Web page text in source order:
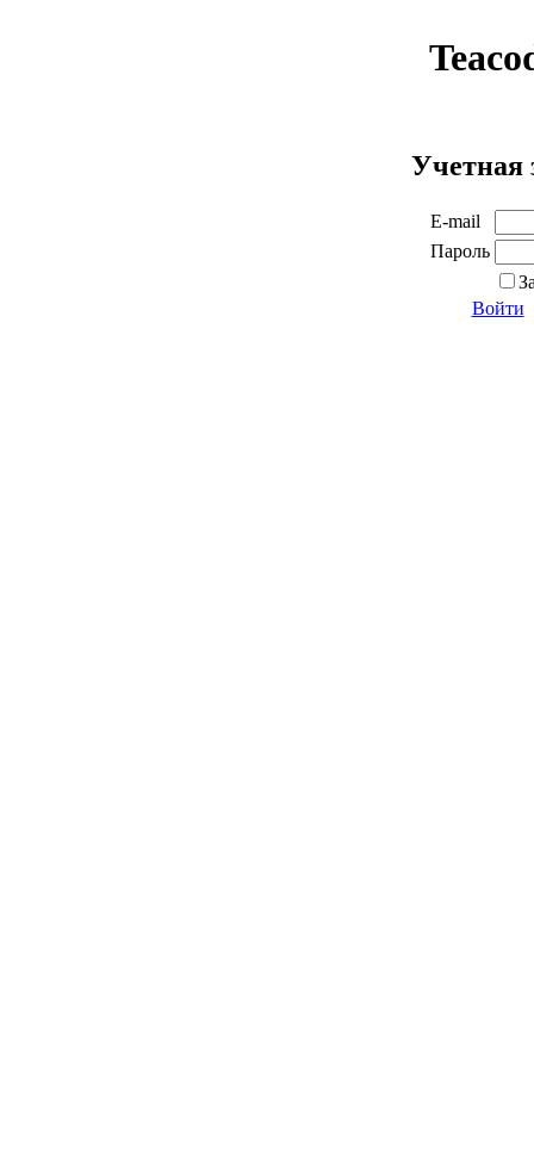
Учетная
E-mail
Пароль
Войти